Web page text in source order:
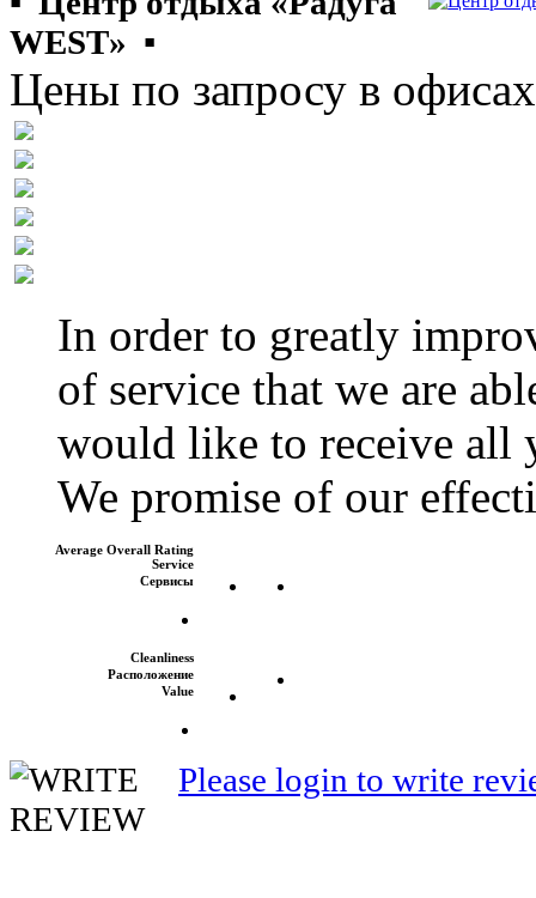
WEST» ▪
Цены по запросу в
In order to greatly
of service that we are
would like to receive all
We promise of our
Average Overall Rating
Service
Сервисы
Cleanliness
Расположение
Value
Please login to write